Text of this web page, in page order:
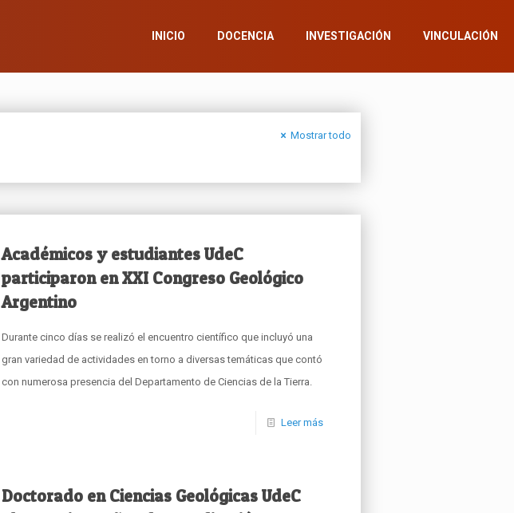
INICIO DOCENCIA INVESTIGACIÓN VINCULACIÓN
Mostrar todo
Académicos y estudiantes UdeC
participaron en XXI Congreso Geológico
Argentino
Durante cinco días se realizó el encuentro científico que incluyó una
gran variedad de actividades en torno a diversas temáticas que contó
con numerosa presencia del Departamento de Ciencias de la Tierra.
Leer más
Doctorado en Ciencias Geológicas UdeC